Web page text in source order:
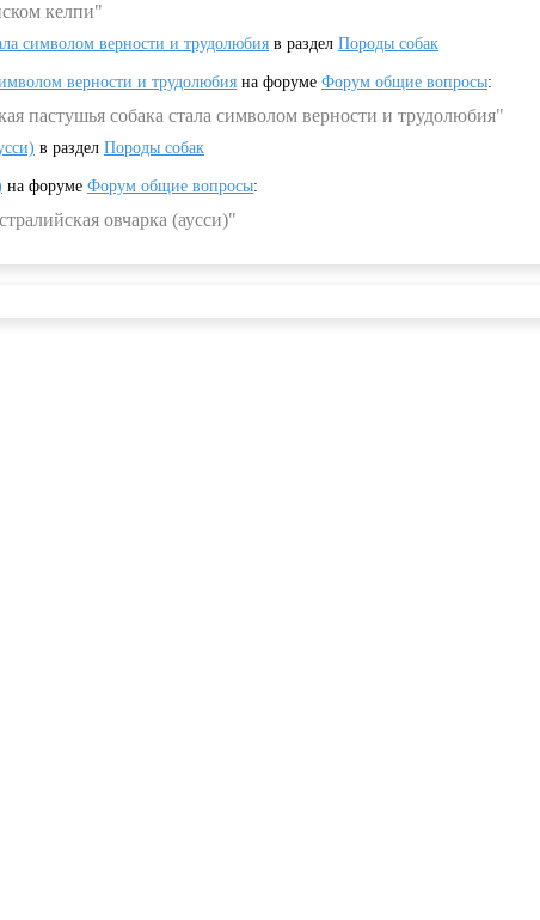
келпи"
символом верности и трудолюбия в раздел Породы собак
верности и трудолюбия на форуме Форум общие вопросы:
пастушья собака стала символом верности и трудолюбия"
в раздел Породы собак
на форуме Форум общие вопросы:
овчарка (аусси)"